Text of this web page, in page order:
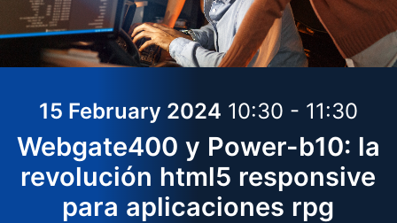
Eventos
Contactos
15 February 2024 10:30 - 11:30
Webgate400 y Power-b10: la
revolución html5 responsive
para aplicaciones rpg